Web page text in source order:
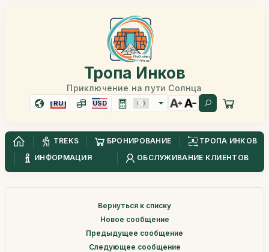
Тропа Инков
Приключение на пути Солнца
RU USD
TREKS БРОНИРОВАНИЕ
ТРОПА ИНКОВ
ИНФОРМАЦИЯ
ОБСЛУЖИВАНИЕ КЛИЕНТОВ
Вернуться к списку
Новое сообщение
Предыдущее сообщение
Следующее сообщение